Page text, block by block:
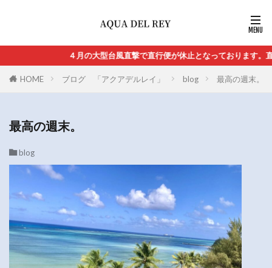
４月の大型台風直撃で直行便が休止となっております。
HOME ブログ 「アクアデルレイ」 blog 最高の週末。
最高の週末。
blog